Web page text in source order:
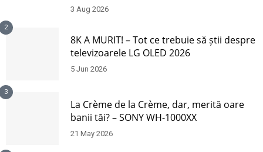
3 Aug 2026
2
8K A MURIT! – Tot ce trebuie să știi despre
televizoarele LG OLED 2026
5 Jun 2026
3
La Crème de la Crème, dar, merită oare
banii tăi? – SONY WH-1000XX
21 May 2026